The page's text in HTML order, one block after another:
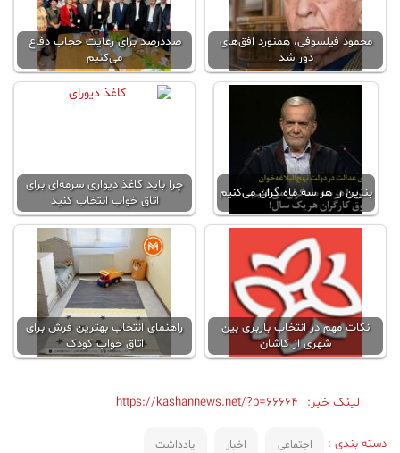
محمود فیلسوفی، همنورد افق‌های
دور شد
صددرصد برای رعایت حجاب دفاع
می‌کنیم
بنزین را هر سه ماه گران می‌کنیم
چرا باید کاغذ دیواری سرمه‌ای برای
اتاق خواب انتخاب کنید
نکات مهم در انتخاب باربری بین
شهری از کاشان
راهنمای انتخاب بهترین فرش برای
اتاق خواب کودک
لینک خبر: https://kashannews.net/?p=66664
دسته بندی : اجتماعی اخبار یادداشت